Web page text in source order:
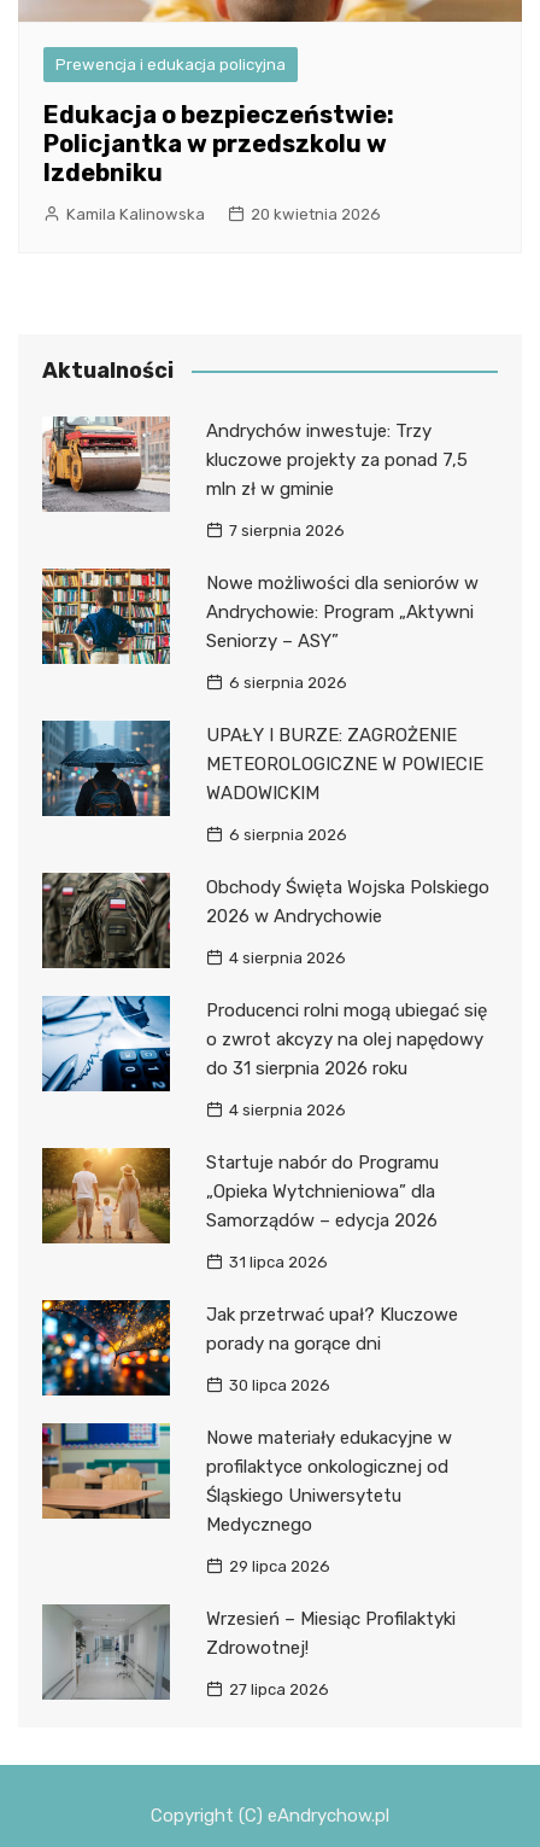
Prewencja i edukacja policyjna
Edukacja o bezpieczeństwie:
Policjantka w przedszkolu w
Izdebniku
Kamila Kalinowska 20 kwietnia 2026
Aktualności
Andrychów inwestuje: Trzy
kluczowe projekty za ponad 7,5
mln zł w gminie
7 sierpnia 2026
Nowe możliwości dla seniorów w
Andrychowie: Program „Aktywni
Seniorzy – ASY”
6 sierpnia 2026
UPAŁY I BURZE: ZAGROŻENIE
METEOROLOGICZNE W POWIECIE
WADOWICKIM
6 sierpnia 2026
Obchody Święta Wojska Polskiego
2026 w Andrychowie
4 sierpnia 2026
Producenci rolni mogą ubiegać się
o zwrot akcyzy na olej napędowy
do 31 sierpnia 2026 roku
4 sierpnia 2026
Startuje nabór do Programu
„Opieka Wytchnieniowa” dla
Samorządów – edycja 2026
31 lipca 2026
Jak przetrwać upał? Kluczowe
porady na gorące dni
30 lipca 2026
Nowe materiały edukacyjne w
profilaktyce onkologicznej od
Śląskiego Uniwersytetu
Medycznego
29 lipca 2026
Wrzesień – Miesiąc Profilaktyki
Zdrowotnej!
27 lipca 2026
Copyright (C) eAndrychow.pl